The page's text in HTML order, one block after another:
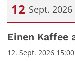
12 Sept. 2026
Datum: 12.
Einen Kaffee
12. Sept. 2026